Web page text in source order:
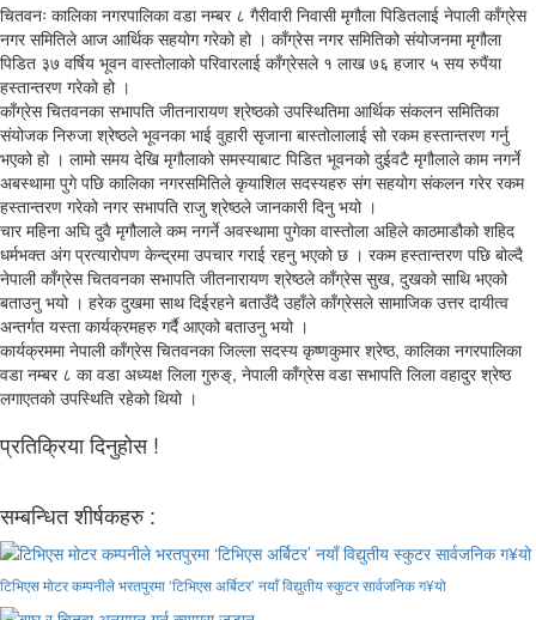
चितवनः कालिका नगरपालिका वडा नम्बर ८ गैरीवारी निवासी मृगौला पिडितलाई नेपाली काँग्रेस
नगर समितिले आज आर्थिक सहयोग गरेको हो । काँग्रेस नगर समितिको संयोजनमा मृगौला
पिडित ३७ वर्षिय भूवन वास्तोलाको परिवारलाई काँग्रेसले १ लाख ७६ हजार ५ सय रुपैंया
हस्तान्तरण गरेको हो ।
काँग्रेस चितवनका सभापति जीतनारायण श्रेष्ठको उपस्थितिमा आर्थिक संकलन समितिका
संयोजक निरुजा श्रेष्ठले भूवनका भाई वुहारी सृजाना बास्तोलालाई सो रकम हस्तान्तरण गर्नु
भएको हो । लामो समय देखि मृगौलाको समस्याबाट पिडित भूवनको दुईवटै मृगौलाले काम नगर्ने
अबस्थामा पुगे पछि कालिका नगरसमितिले कृयाशिल सदस्यहरु संग सहयोग संकलन गरेर रकम
हस्तान्तरण गरेको नगर सभापति राजु श्रेष्ठले जानकारी दिनु भयो ।
चार महिना अघि दुवै मृगौलाले कम नगर्ने अवस्थामा पुगेका वास्तोला अहिले काठमाडौको शहिद
धर्मभक्त अंग प्रत्यारोपण केन्द्रमा उपचार गराई रहनु भएको छ । रकम हस्तान्तरण पछि बोल्दै
नेपाली काँग्रेस चितवनका सभापति जीतनारायण श्रेष्ठले काँग्रेस सुख, दुखको साथि भएको
बताउनु भयो । हरेक दुखमा साथ दिईरहने बताउँदै उहाँले काँग्रेसले सामाजिक उत्तर दायीत्व
अन्तर्गत यस्ता कार्यक्रमहरु गर्दै आएको बताउनु भयो ।
कार्यक्रममा नेपाली काँग्रेस चितवनका जिल्ला सदस्य कृष्णकुमार श्रेष्ठ, कालिका नगरपालिका
वडा नम्बर ८ का वडा अध्यक्ष लिला गुरुङ्, नेपाली काँग्रेस वडा सभापति लिला वहादुर श्रेष्ठ
लगाएतको उपस्थिति रहेको थियो ।
प्रतिक्रिया दिनुहोस !
सम्बन्धित शीर्षकहरु :
टिभिएस मोटर कम्पनीले भरतपुरमा ‘टिभिएस अर्बिटर’ नयाँ विद्युतीय स्कुटर सार्वजनिक ग¥यो